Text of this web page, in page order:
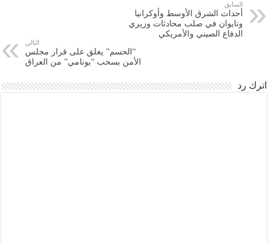
السابق
أحداث الشرق الأوسط وأوكرانيا
وتايوان في صلب محادثات وزيري
الدفاع الصيني والأمريكي
التالي
“الحسم” يعلق على قرار مجلس
الأمن بسحب “يونامي” من العراق
اترك رد